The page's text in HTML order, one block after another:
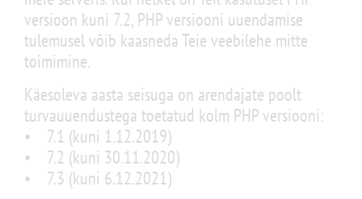
versioon kuni 7.2, PHP versiooni uuendamise
tulemusel võib kaasneda Teie veebilehe mitte
toimimine.
Käesoleva aasta seisuga on arendajate poolt
turvauuendustega toetatud kolm PHP versiooni:
• 7.1 (kuni 1.12.2019)
• 7.2 (kuni 30.11.2020)
• 7.3 (kuni 6.12.2021)